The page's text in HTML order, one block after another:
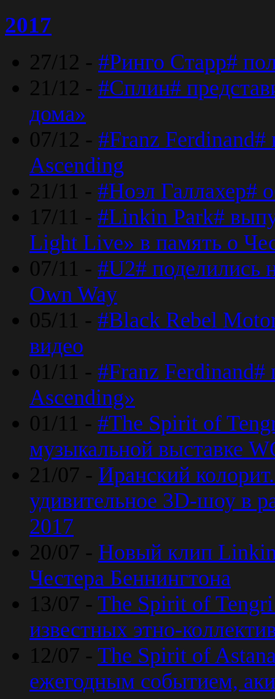
2017
27/12 - #Ринго Старр#
21/12 - #Сплин#
дома»
07/12 - #Franz
Ascending
21/11 - #Ноэл Галлахер#
17/11 - #Linkin Park#
Light Live» в память о
07/11 - #U2#
Own Way
05/11 - #Black Rebel
видео
01/11 - #Franz Ferdinand#
Ascending»
01/11 - #The Spirit of
музыкальной выставке
21/07 - Иранский
удивительное 3D-шоу в
2017
20/07 - Новый клип Linkin
Честера Беннингтона
13/07 - The Spirit of Tengri
известных этно-
12/07 - The Spirit of
ежегодным событием,